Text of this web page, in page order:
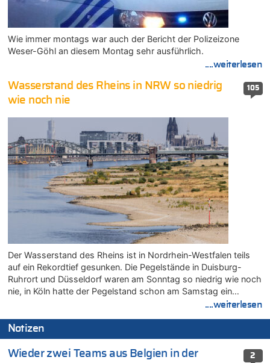
Wie immer montags war auch der Bericht der Polizeizone
Weser-Göhl an diesem Montag sehr ausführlich.
....weiterlesen
105
Wasserstand des Rheins in NRW so niedrig
wie noch nie
Der Wasserstand des Rheins ist in Nordrhein-Westfalen teils
auf ein Rekordtief gesunken. Die Pegelstände in Duisburg-
Ruhrort und Düsseldorf waren am Sonntag so niedrig wie noch
nie, in Köln hatte der Pegelstand schon am Samstag ein…
....weiterlesen
Notizen
2
Wieder zwei Teams aus Belgien in der